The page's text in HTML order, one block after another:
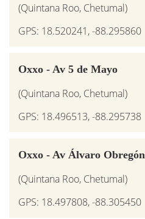
(Quintana Roo, Chetumal)
GPS: 18.520241, -88.295860
Oxxo - Av 5 de Mayo
(Quintana Roo, Chetumal)
GPS: 18.496513, -88.295738
Oxxo - Av Álvaro Obregón
(Quintana Roo, Chetumal)
GPS: 18.497808, -88.305450